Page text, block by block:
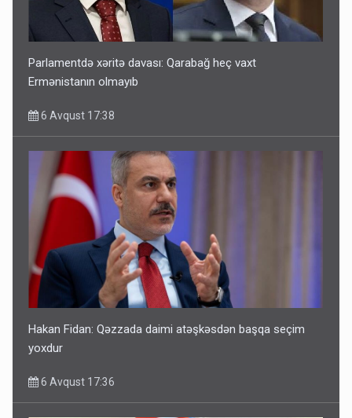
Parlamentdə xəritə davası: Qarabağ heç vaxt
Ermənistanın olmayıb
6 Avqust 17:38
Hakan Fidan: Qəzzada daimi atəşkəsdən başqa seçim
yoxdur
6 Avqust 17:36